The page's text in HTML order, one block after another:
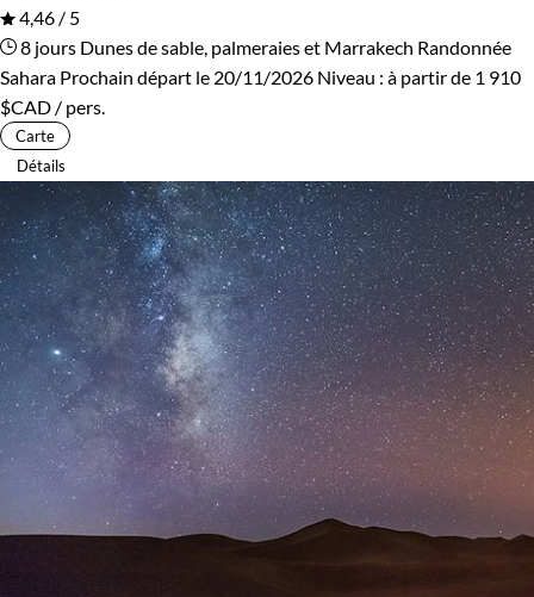
4,46 / 5
8 jours Dunes de sable, palmeraies et Marrakech Randonnée
Sahara Prochain départ le 20/11/2026 Niveau : à partir de 1 910
$CAD / pers.
Carte
Détails